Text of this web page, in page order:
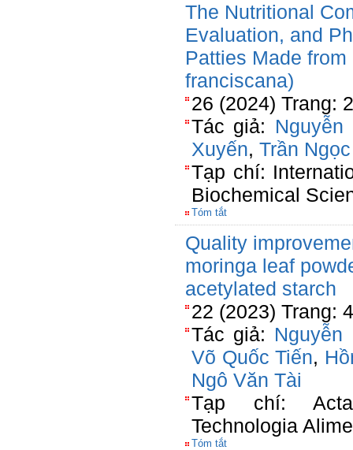
The Nutritional
Evaluation, and
Patties Made
franciscana)
26 (2024) Trang:
Tác giả: Nguyễn
Xuyến, Trần
Tạp chí:
Biochemical
Tóm tắt
Quality
moringa leaf
acetylated starch
22 (2023) Trang:
Tác giả: Nguyễn
Võ Quốc Tiến,
Ngô Văn Tài
Tạp chí: Acta
Technologia
Tóm tắt